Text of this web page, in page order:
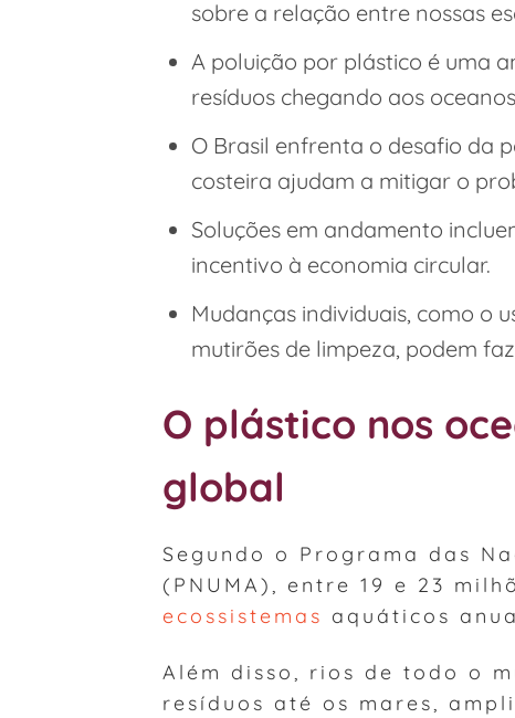
sobre a relação entre nossas
A poluição por plástico é uma
resíduos chegando aos
O Brasil enfrenta o desafio da
costeira ajudam a mitigar o
Soluções em andamento
incentivo à economia circular.
Mudanças individuais, como o
mutirões de limpeza, podem
O plástico nos
global
Segundo o Programa das
(PNUMA), entre 19 e 23
ecossistemas aquáticos
Além disso, rios de todo o
resíduos até os mares,